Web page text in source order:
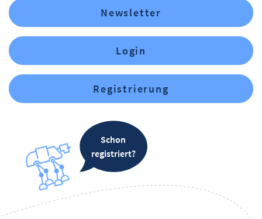
Newsletter
Login
Registrierung
Schon
registriert?